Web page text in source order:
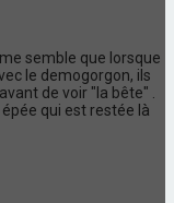
semble que lorsque
le demogorgon, ils
de voir "la bête" .
qui est restée là